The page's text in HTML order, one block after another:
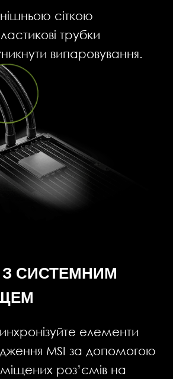
сіткою
трубки
випаровування.
З СИСТЕМНИМ
елементи
MSI за допомогою
роз’ємів на